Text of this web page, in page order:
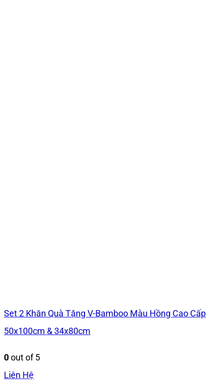
Set 2 Khăn Quà Tặng V-Bamboo Màu Hồng Cao Cấp
50x100cm & 34x80cm
0out of 5
Liên Hệ